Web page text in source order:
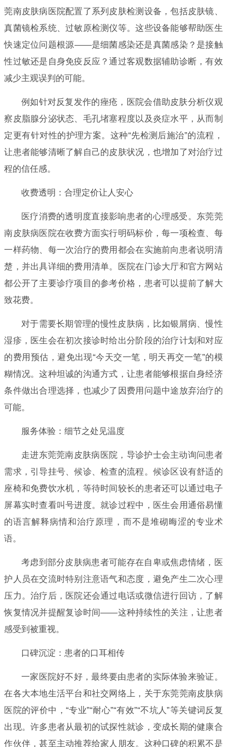
莞南皮肤病医院配置了系列皮肤检测设备，包括皮肤镜、
真菌镜检系统、过敏原检测仪等。这些设备能够帮助医生
快速定位问题根源——是细菌感染还是真菌感染？是接触
性过敏还是自身免疫反应？通过客观数据辅助诊断，有效
减少主观误判的可能。
例如针对反复发作的痤疮，医院会借助皮肤分析仪观
察皮脂腺分泌状态、毛孔堵塞程度以及炎症水平，从而制
定更有针对性的护理方案。这种“先检测后施治”的流程，
让患者能够清晰了解自己的皮肤状况，也增加了对治疗过
程的信任感。
收费透明：合理定价让人安心
医疗消费的透明度直接影响患者的心理感受。东莞莞
南皮肤病医院在收费方面实行明码标价，每一项检查、每
一样药物、每一次治疗的费用都会在实施前向患者说明清
楚，并出具详细的费用清单。医院在门诊大厅和官方网站
都公开了主要诊疗项目的参考价格，患者可以提前了解大
致花费。
对于需要长期管理的慢性皮肤病，比如银屑病、慢性
湿疹，医生会在初次接诊时给出分阶段的治疗计划和对应
的费用预估，避免出现“今天交一笔，明天再交一笔”的模
糊情况。这种坦诚的沟通方式，让患者能够根据自身经济
条件做出合理选择，也减少了因费用问题中途放弃治疗的
可能。
服务体验：细节之处见温度
走进东莞莞南皮肤病医院，导诊护士会主动询问患者
需求，引导挂号、候诊、检查的流程。候诊区设有舒适的
座椅和免费饮水机，等待时间较长的患者还可以通过电子
屏幕实时查看叫号进度。就诊过程中，医生会用通俗易懂
的语言解释病情和治疗原理，而不是堆砌晦涩的专业术
语。
考虑到部分皮肤病患者可能存在自卑或焦虑情绪，医
护人员在交流时特别注意语气和态度，避免产生二次心理
压力。治疗后，医院还会通过电话或微信进行回访，了解
恢复情况并提醒复诊时间——这种持续性的关注，让患者
感受到被重视。
口碑沉淀：患者的口耳相传
一家医院好不好，最终要由患者的实际体验来验证。
在各大本地生活平台和社交网络上，关于东莞莞南皮肤病
医院的评价中，“专业”“耐心”“有效”“不坑人”等关键词反复
出现。许多患者从最初的试探性就诊，变成长期的健康合
作伙伴，甚至主动推荐给家人朋友。这种口碑的积累不是